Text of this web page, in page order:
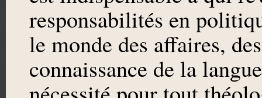
responsabilités en
le monde des affaires,
connaissance de la